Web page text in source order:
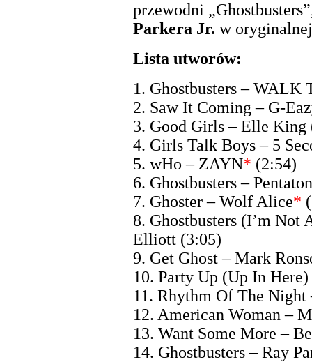
przewodni
Parkera Jr. w
Lista utworów:
1. Ghostbusters – WALK
2. Saw It Coming – G-
3. Good Girls – Elle King
4. Girls Talk Boys – 5
5. wHo – ZAYN* (2:54)
6. Ghostbusters –
7. Ghoster – Wolf Alice*
8. Ghostbusters (I’m
Elliott (3:05)
9. Get Ghost – Mark
10. Party Up (Up In
11. Rhythm Of The Night
12. American Woman –
13. Want Some More –
14. Ghostbusters – Ray